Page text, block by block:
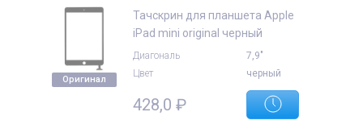
Оригинал
Тачскрин для планшета Apple
iPad mini original черный
Диагональ
7,9"
Цвет
черный
428,0 ₽